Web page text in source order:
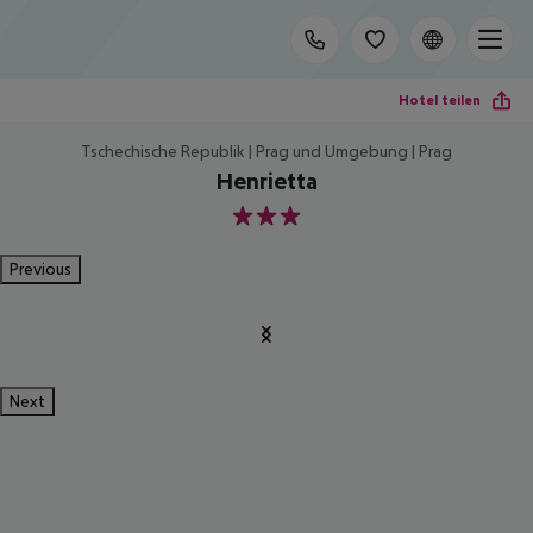
Hotel teilen
Tschechische Republik | Prag und Umgebung | Prag
Henrietta
3
Previous
Next